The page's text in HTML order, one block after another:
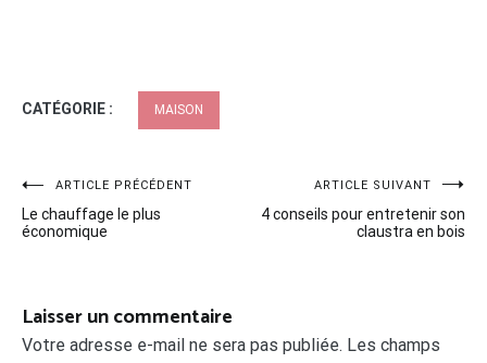
CATÉGORIE : MAISON
Navigation
de
ARTICLE PRÉCÉDENT
Le chauffage le plus
économique
ARTICLE SUIVANT
4 conseils pour entretenir son
claustra en bois
Laisser un commentaire
Votre adresse e-mail ne sera pas publiée. Les champs